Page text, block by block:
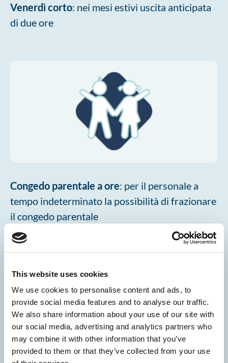
This website uses cookies
We use cookies to personalise content and ads, to
provide social media features and to analyse our traffic.
We also share information about your use of our site with
our social media, advertising and analytics partners who
may combine it with other information that you’ve
provided to them or that they’ve collected from your use
Venerdì corto: nei mesi estivi uscita anticipata
di due ore
Congedo parentale a ore: per il personale a
tempo indeterminato la possibilità di frazionare
il congedo parentale